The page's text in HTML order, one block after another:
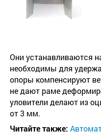
Они устанавливаются
необходимы для
опоры компенсируют
не дают раме
уловители делают из
от 3 мм.
Читайте также: